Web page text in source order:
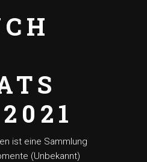
ist eine Sammlung
(Unbekannt)